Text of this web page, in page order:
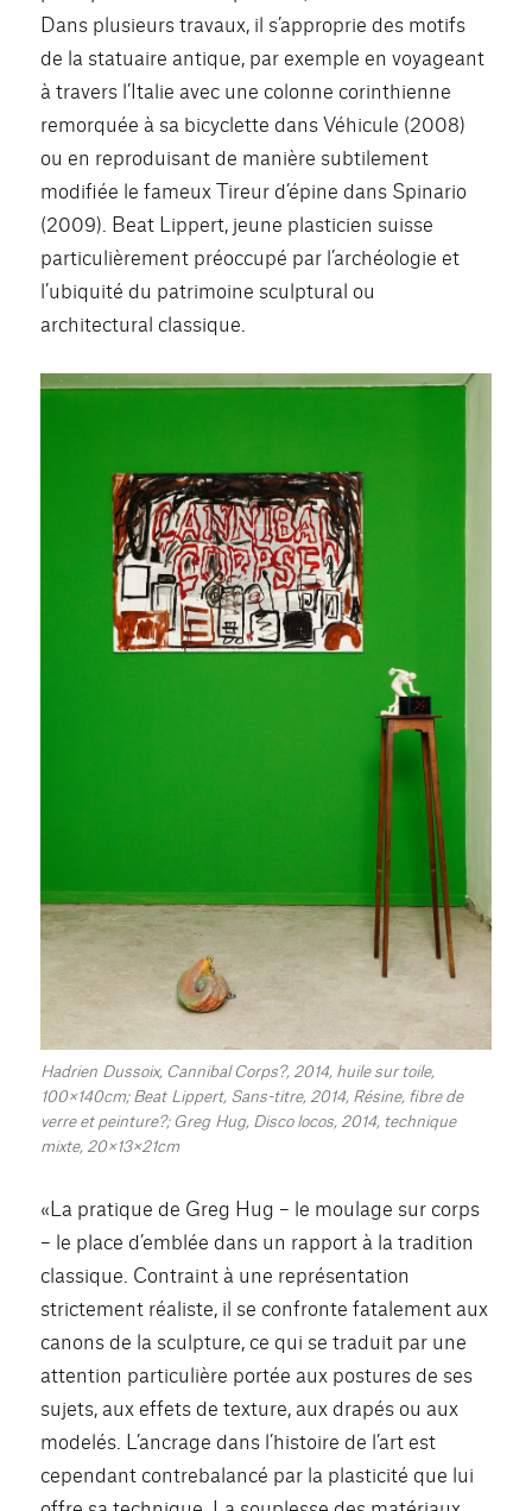
Dans plusieurs travaux, il s’approprie des motifs
de la statuaire antique, par exemple en voyageant
à travers l’Italie avec une colonne corinthienne
remorquée à sa bicyclette dans Véhicule (2008)
ou en reproduisant de manière subtilement
modifiée le fameux Tireur d’épine dans Spinario
(2009). Beat Lippert, jeune plasticien suisse
particulièrement préoccupé par l’archéologie et
l’ubiquité du patrimoine sculptural ou
architectural classique.
Hadrien Dussoix, Cannibal Corps?, 2014, huile sur toile,
100×140cm; Beat Lippert, Sans-titre, 2014, Résine, fibre de
verre et peinture?; Greg Hug, Disco locos, 2014, technique
mixte, 20×13×21cm
«La pratique de Greg Hug – le moulage sur corps
– le place d’emblée dans un rapport à la tradition
classique. Contraint à une représentation
strictement réaliste, il se confronte fatalement aux
canons de la sculpture, ce qui se traduit par une
attention particulière portée aux postures de ses
sujets, aux effets de texture, aux drapés ou aux
modelés. L’ancrage dans l’histoire de l’art est
cependant contrebalancé par la plasticité que lui